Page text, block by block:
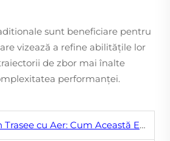
sunt beneficiare pentru
vizează a refine abilitățile lor
de zbor mai înalte
performanței.
Aer: Cum Această Echipament pentru Gimnastic Schimbă Jocul